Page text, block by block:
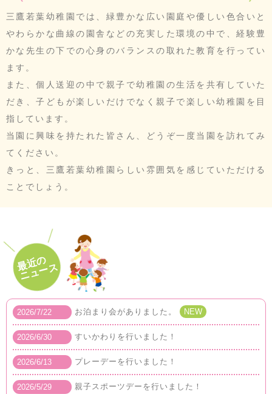
三鷹若葉幼稚園では、緑豊かな広い園庭や優しい色合いと
やわらかな曲線の園舎などの充実した環境の中で、経験豊
かな先生の下での心身のバランスの取れた教育を行ってい
ます。
また、個人送迎の中で親子で幼稚園の生活を共有していた
だき、子どもが楽しいだけでなく親子で楽しい幼稚園を目
指しています。
当園に興味を持たれた皆さん、どうぞ一度当園を訪れてみ
てください。
きっと、三鷹若葉幼稚園らしい雰囲気を感じていただける
ことでしょう。
最近の
ニュース
2026/7/22 お泊まり会がありました。 NEW
2026/6/30 すいかわりを行いました！
2026/6/13 プレーデーを行いました！
2026/5/29 親子スポーツデーを行いました！